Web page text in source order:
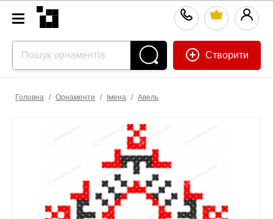
Створити
Головна / Орнаменти / Імена / Авель